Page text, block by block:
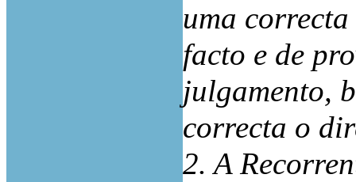
uma
facto e de
julgamento,
correcta o
2. A